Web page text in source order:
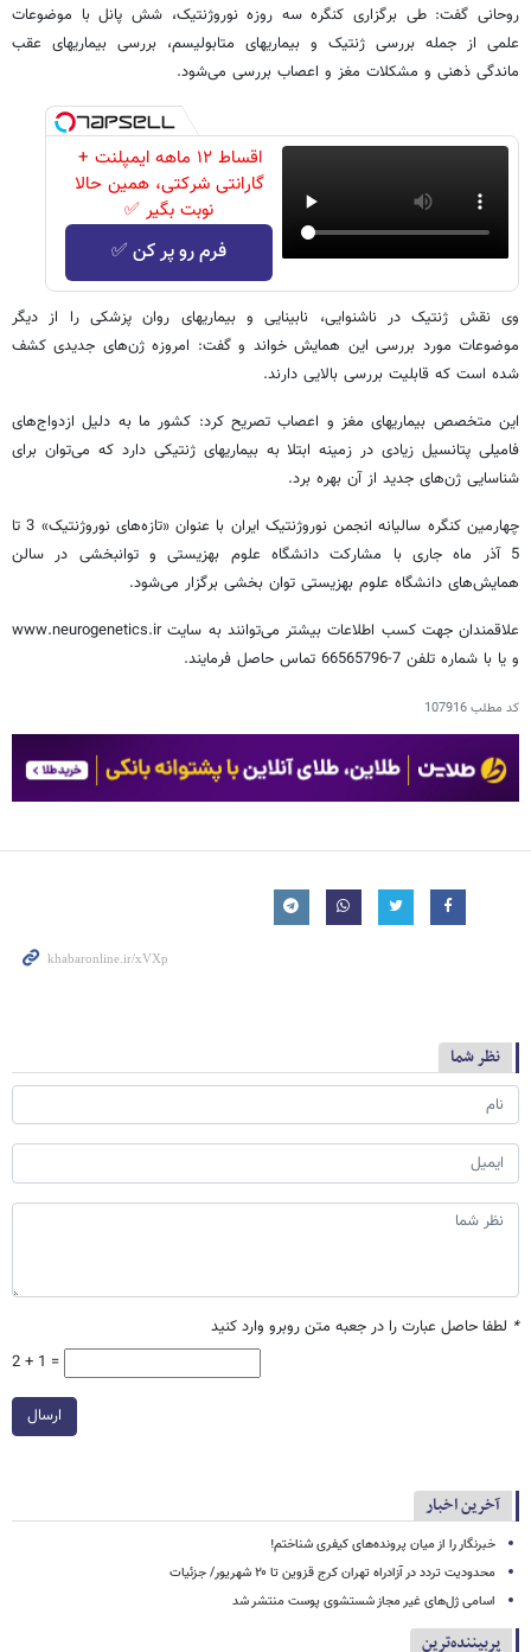
روحانی گفت: طی برگزاری کنگره سه روزه نوروژنتیک، شش پانل با موضوعات
علمی از جمله بررسی ژنتیک و بیماریهای متابولیسم، بررسی بیماریهای عقب
ماندگی ذهنی و مشکلات مغز و اعصاب بررسی می‌شود.
اقساط ۱۲ ماهه ایمپلنت +
گارانتی شرکتی، همین حالا
نوبت بگیر ✅
فرم رو پر کن ✅
وی نقش ژنتیک در ناشنوایی، نابینایی و بیماریهای روان پزشکی را از دیگر
موضوعات مورد بررسی این همایش خواند و گفت: امروزه ژن‌های جدیدی کشف
شده است که قابلیت بررسی بالایی دارند.
این متخصص بیماریهای مغز و اعصاب تصریح کرد: کشور ما به دلیل ازدواج‌های
فامیلی پتانسیل زیادی در زمینه ابتلا به بیماریهای ژنتیکی دارد که می‌توان برای
شناسایی ژن‌های جدید از آن بهره برد.
چهارمین کنگره سالیانه انجمن نوروژنتیک ایران با عنوان «تازه‌های نوروژنتیک» 3 تا
5 آذر ماه جاری با مشارکت دانشگاه علوم بهزیستی و توانبخشی در سالن
همایش‌های دانشگاه علوم بهزیستی توان بخشی برگزار می‌شود.
علاقمندان جهت کسب اطلاعات بیشتر می‌توانند به سایت www.neurogenetics.ir
و یا با شماره تلفن 7-66565796 تماس حاصل فرمایند.
کد مطلب107916
نظر شما
* لطفا حاصل عبارت را در جعبه متن روبرو وارد کنید
2 + 1 =
ارسال
آخرین اخبار
خبرنگار را از میان پرونده‌های کیفری شناختم!
محدودیت تردد در آزادراه تهران کرج قزوین تا ۲۰ شهریور/ جزئیات
اسامی ژل‌های غیر مجاز شستشوی پوست منتشر شد
پربیننده‌ترین